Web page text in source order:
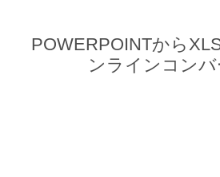
POWERPOINTから
ンラインコンバ